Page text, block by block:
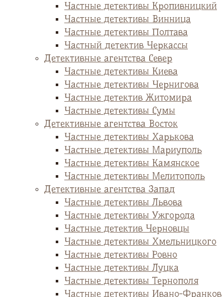
Частные детективы Кропивницкий
Частные детективы Винница
Частные детективы Полтава
Частный детектив Черкассы
Детективные агентства Север
Частные детективы Киева
Частные детективы Чернигова
Частные детектив Житомира
Частные детективы Сумы
Детективные агентства Восток
Частные детективы Харькова
Частные детективы Мариуполь
Частные детективы Камянское
Частные детективы Мелитополь
Детективные агентства Запад
Частные детективы Львова
Частные детективы Ужгорода
Частные детектив Черновцы
Частные детективы Хмельницкого
Частные детективы Ровно
Частные детективы Луцка
Частные детективы Тернополя
Частные детективы Ивано-